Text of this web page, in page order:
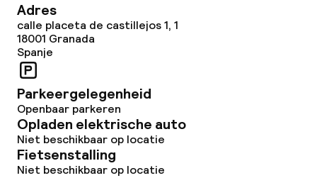
Adres
calle placeta de castillejos 1, 1
18001 Granada
Spanje
Parkeergelegenheid
Openbaar parkeren
Opladen elektrische auto
Niet beschikbaar op locatie
Fietsenstalling
Niet beschikbaar op locatie